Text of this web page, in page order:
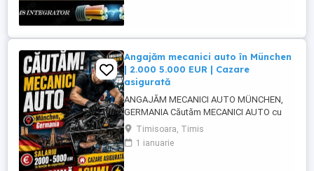
Angajăm mecanici auto în München
| 2.000 5.000 EUR | Cazare
asigurată
ANGAJĂM MECANICI AUTO MÜNCHEN,
GERMANIA Căutăm MECANICI AUTO cu
experiență pentru activitate în München,
Germania. SALARIU: între 2.000 și 5.000
EUR, în funcție de experiență și nivelul de
Timisoara, Timis
1 ianuarie